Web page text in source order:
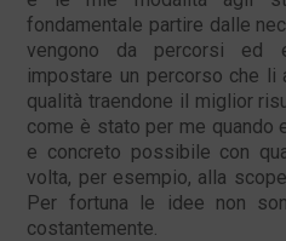
fondamentale partire dalle
vengono da percorsi ed
impostare un percorso che li
qualità traendone il miglior
come è stato per me quando
e concreto possibile con
volta, per esempio, alla
Per fortuna le idee non
costantemente.